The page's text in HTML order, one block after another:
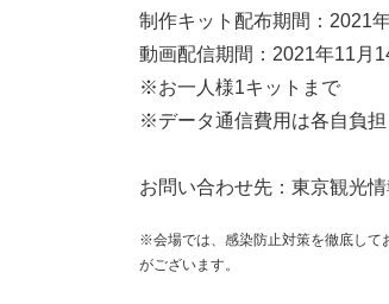
制作キット配布期間：2021
動画配信期間：2021年11月
※お一人様1キットまで
※データ通信費用は各自負担
お問い合わせ先：東京観光
※会場では、感染防止対策を徹底して
がございます。